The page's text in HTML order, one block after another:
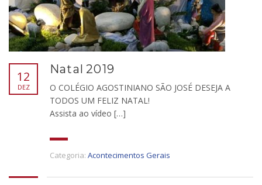
12
DEZ
Natal 2019
O COLÉGIO AGOSTINIANO SÃO JOSÉ DESEJA A
TODOS UM FELIZ NATAL!
Assista ao vídeo […]
Categoria: Acontecimentos Gerais